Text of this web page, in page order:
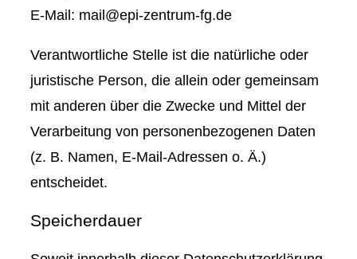
E-Mail: mail@epi-zentrum-fg.de
Verantwortliche Stelle ist die natürliche oder
juristische Person, die allein oder gemeinsam
mit anderen über die Zwecke und Mittel der
Verarbeitung von personenbezogenen Daten
(z. B. Namen, E-Mail-Adressen o. Ä.)
entscheidet.
Speicherdauer